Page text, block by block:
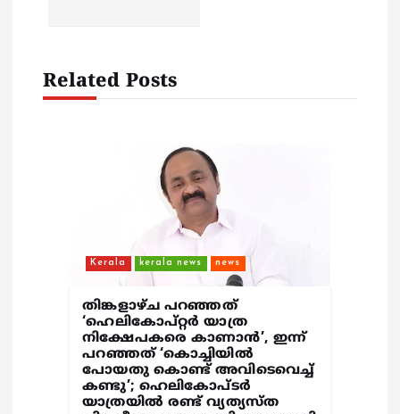
g
Related Posts
Kerala kerala news news
തിങ്കളാഴ്ച പറഞ്ഞത്
‘ഹെലികോപ്റ്റർ യാത്ര
നിക്ഷേപകരെ കാണാൻ’, ഇന്ന്
പറഞ്ഞത് ‘കൊച്ചിയിൽ
പോയതു കൊണ്ട് അവിടെവെച്ച്
കണ്ടു’; ഹെലികോപ്ടർ
യാത്രയിൽ രണ്ട് വ്യത്യസ്ത